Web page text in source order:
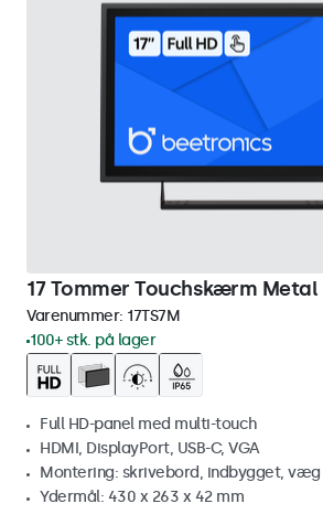
17 Tommer Touchskærm Metal
Varenummer: 17TS7M
100+ stk. på lager
Full HD-panel med multi-touch
HDMI, DisplayPort, USB-C, VGA
Montering: skrivebord, indbygget, væg
Ydermål: 430 x 263 x 42 mm